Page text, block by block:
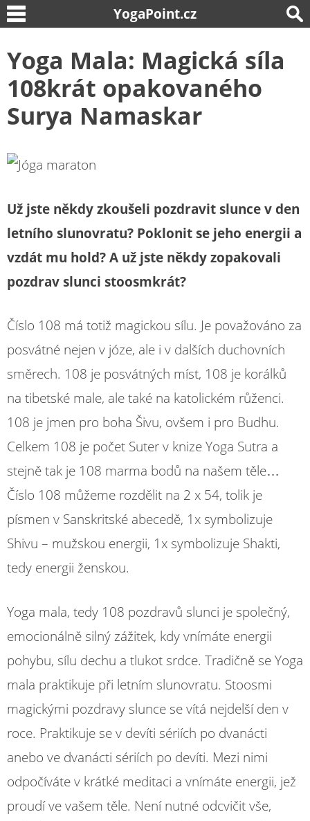
YogaPoint.cz
Yoga Mala: Magická síla
108krát opakovaného
Surya Namaskar
Už jste někdy zkoušeli pozdravit slunce v den
letního slunovratu? Poklonit se jeho energii a
vzdát mu hold? A už jste někdy zopakovali
pozdrav slunci stoosmkrát?
Číslo 108 má totiž magickou sílu. Je považováno za
posvátné nejen v józe, ale i v dalších duchovních
směrech. 108 je posvátných míst, 108 je korálků
na tibetské male, ale také na katolickém růženci.
108 je jmen pro boha Šivu, ovšem i pro Budhu.
Celkem 108 je počet Suter v knize Yoga Sutra a
stejně tak je 108 marma bodů na našem těle…
Číslo 108 můžeme rozdělit na 2 x 54, tolik je
písmen v Sanskritské abecedě, 1x symbolizuje
Shivu – mužskou energii, 1x symbolizuje Shakti,
tedy energii ženskou.
Yoga mala, tedy 108 pozdravů slunci je společný,
emocionálně silný zážitek, kdy vnímáte energii
pohybu, sílu dechu a tlukot srdce. Tradičně se Yoga
mala praktikuje při letním slunovratu. Stoosmi
magickými pozdravy slunce se vítá nejdelší den v
roce. Praktikuje se v devíti sériích po dvanácti
anebo ve dvanácti sériích po devíti. Mezi nimi
odpočíváte v krátké meditaci a vnímáte energii, jež
proudí ve vašem těle. Není nutné odcvičit vše,